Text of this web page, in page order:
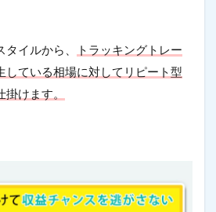
イルから、
トラッキングトレー
している相場に対してリピート型
けます。